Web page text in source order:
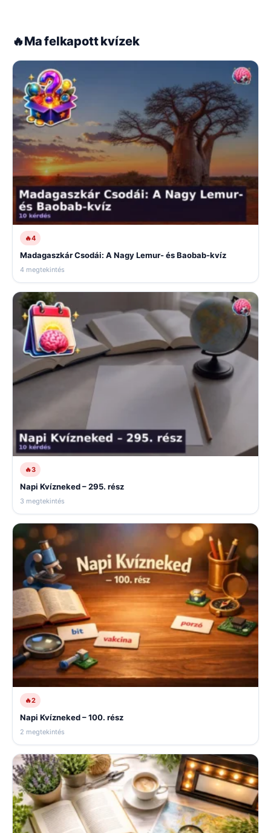
🔥Ma felkapott kvízek
🔥4
Madagaszkár Csodái: A Nagy Lemur- és Baobab-kvíz
4 megtekintés
🔥3
Napi Kvízneked – 295. rész
3 megtekintés
🔥2
Napi Kvízneked – 100. rész
2 megtekintés